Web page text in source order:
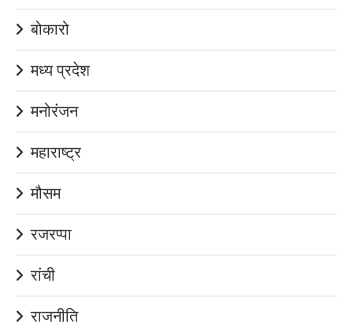
बोकारो
मध्य प्रदेश
मनोरंजन
महाराष्ट्र
मौसम
रजरप्पा
रांची
राजनीति